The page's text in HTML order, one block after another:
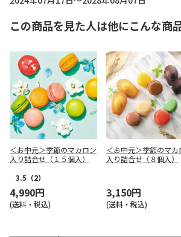
この商品を見た人は他にこんな商
＜お中元＞季節のマカロン
入り詰合せ（１５個入）
3.5 （2）
4,990円
(送料・税込)
＜お中元＞季節のマカ
入り詰合せ（８個入）
3,150円
(送料・税込)